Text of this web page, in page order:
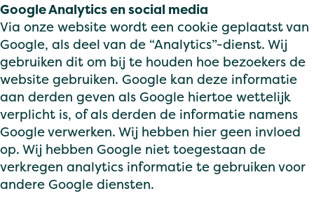
Google Analytics en social media
Via onze website wordt een cookie geplaatst van
Google, als deel van de “Analytics”-dienst. Wij
gebruiken dit om bij te houden hoe bezoekers de
website gebruiken. Google kan deze informatie
aan derden geven als Google hiertoe wettelijk
verplicht is, of als derden de informatie namens
Google verwerken. Wij hebben hier geen invloed
op. Wij hebben Google niet toegestaan de
verkregen analytics informatie te gebruiken voor
andere Google diensten.